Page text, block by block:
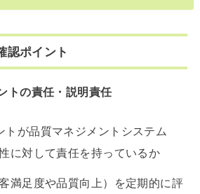
認ポイント
トの責任・説明責任
トが品質マネジメントシステム
に対して責任を持っているか
満足度や品質向上）を定期的に評